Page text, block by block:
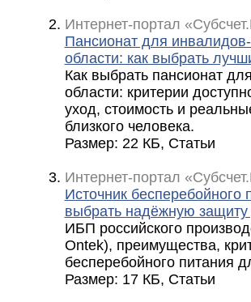
Интернет-портал
Пансионат для
области: как выбрать
Как выбрать пансионат
области: критерии
уход, стоимость и
близкого человека.
Размер: 22 КБ, Статьи
Интернет-портал
Источник бесперебойного
выбрать надёжную защиту
ИБП российского
Ontek), преимущества,
бесперебойного питания
Размер: 17 КБ, Статьи